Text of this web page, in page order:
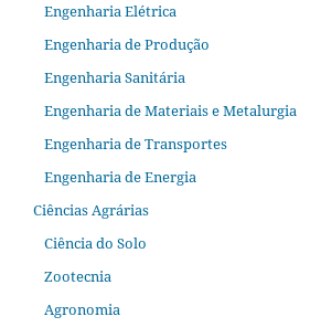
Engenharia Elétrica
Engenharia de Produção
Engenharia Sanitária
Engenharia de Materiais e Metalurgia
Engenharia de Transportes
Engenharia de Energia
Ciências Agrárias
Ciência do Solo
Zootecnia
Agronomia